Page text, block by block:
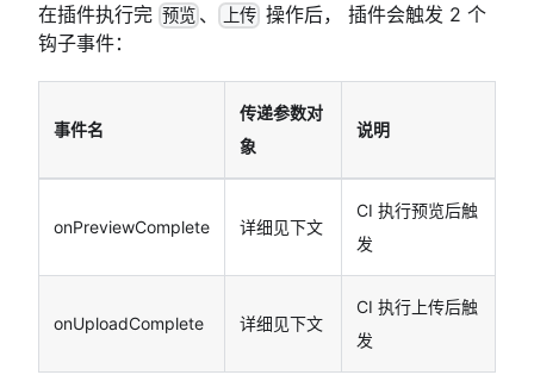
在插件执行完 预览 、 上传操作后， 插件会触发 2 个
钩子事件：
事件名
传递参数对
象
说明
onPreviewComplete 详细见下文
CI 执行预览后触
发
onUploadComplete 详细见下文
CI 执行上传后触
发